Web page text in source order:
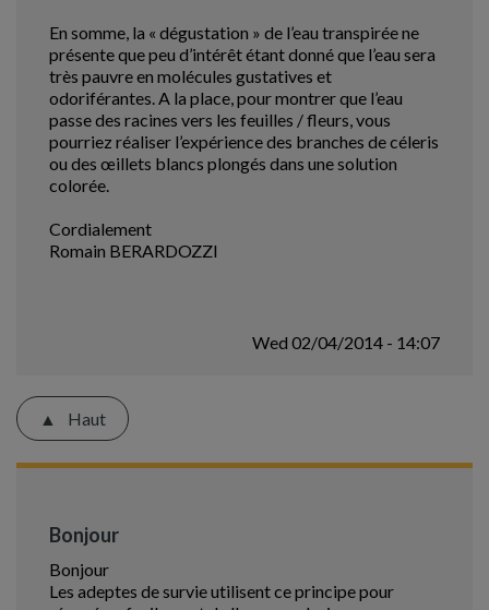
En somme, la « dégustation » de l’eau transpirée ne
présente que peu d’intérêt étant donné que l’eau sera
très pauvre en molécules gustatives et
odoriférantes. A la place, pour montrer que l’eau
passe des racines vers les feuilles / fleurs, vous
pourriez réaliser l’expérience des branches de céleris
ou des œillets blancs plongés dans une solution
colorée.
Cordialement
Romain BERARDOZZI
Wed 02/04/2014 - 14:07
Haut
Bonjour
Bonjour
Les adeptes de survie utilisent ce principe pour